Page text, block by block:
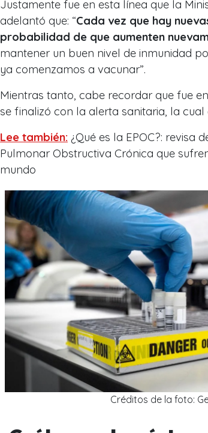
Justamente fue en esta línea que la
adelantó que: “Cada vez que hay
probabilidad de que aumenten
mantener un buen nivel de inmunidad
ya comenzamos a vacunar”.
Mientras tanto, cabe recordar que fue
se finalizó con la alerta sanitaria, la cual
Lee también: ¿Qué es la EPOC?: revisa
Pulmonar Obstructiva Crónica que
mundo
Créditos de la foto: